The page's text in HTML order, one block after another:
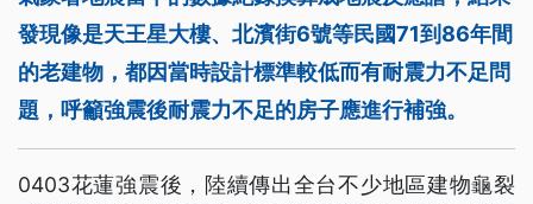
發現像是天王星大樓、北濱街6號等民國71到86年間
的老建物，都因當時設計標準較低而有耐震力不足問
題，呼籲強震後耐震力不足的房子應進行補強。
0403花蓮強震後，陸續傳出全台不少地區建物龜裂